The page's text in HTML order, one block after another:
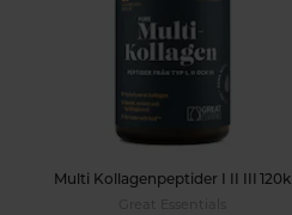
Multi Kollagenpeptider I II III 120k
Great Essentials